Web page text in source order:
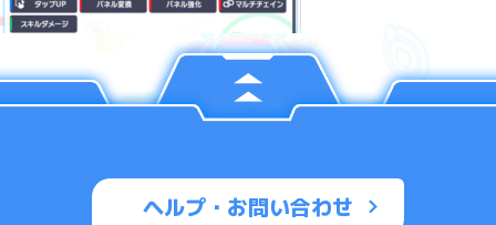
ヘルプ・お問い合わせ